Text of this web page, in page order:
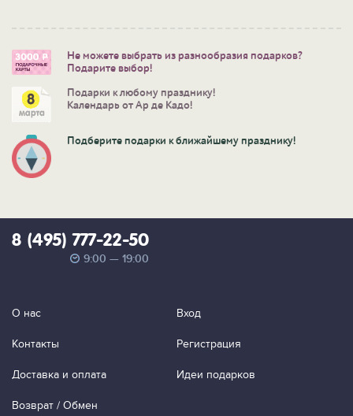
Не можете выбрать из разнообразия подарков?
Подарите выбор!
Подарки к любому празднику!
Календарь от Ар де Кадо!
Подберите подарки к ближайшему празднику!
8 (495) 777-22-50
9:00 — 19:00
О нас
Контакты
Доставка и оплата
Возврат / Обмен
Вход
Регистрация
Идеи подарков